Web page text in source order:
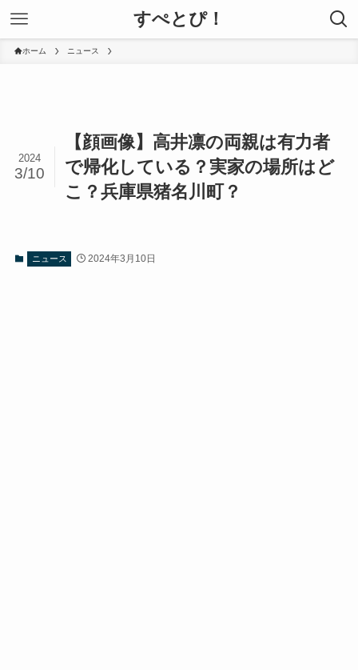
すぺとぴ！
ホーム ニュース
【顔画像】高井凛の両親は有力者
で帰化している？実家の場所はど
こ？兵庫県猪名川町？
2024
3/10
ニュース 2024年3月10日